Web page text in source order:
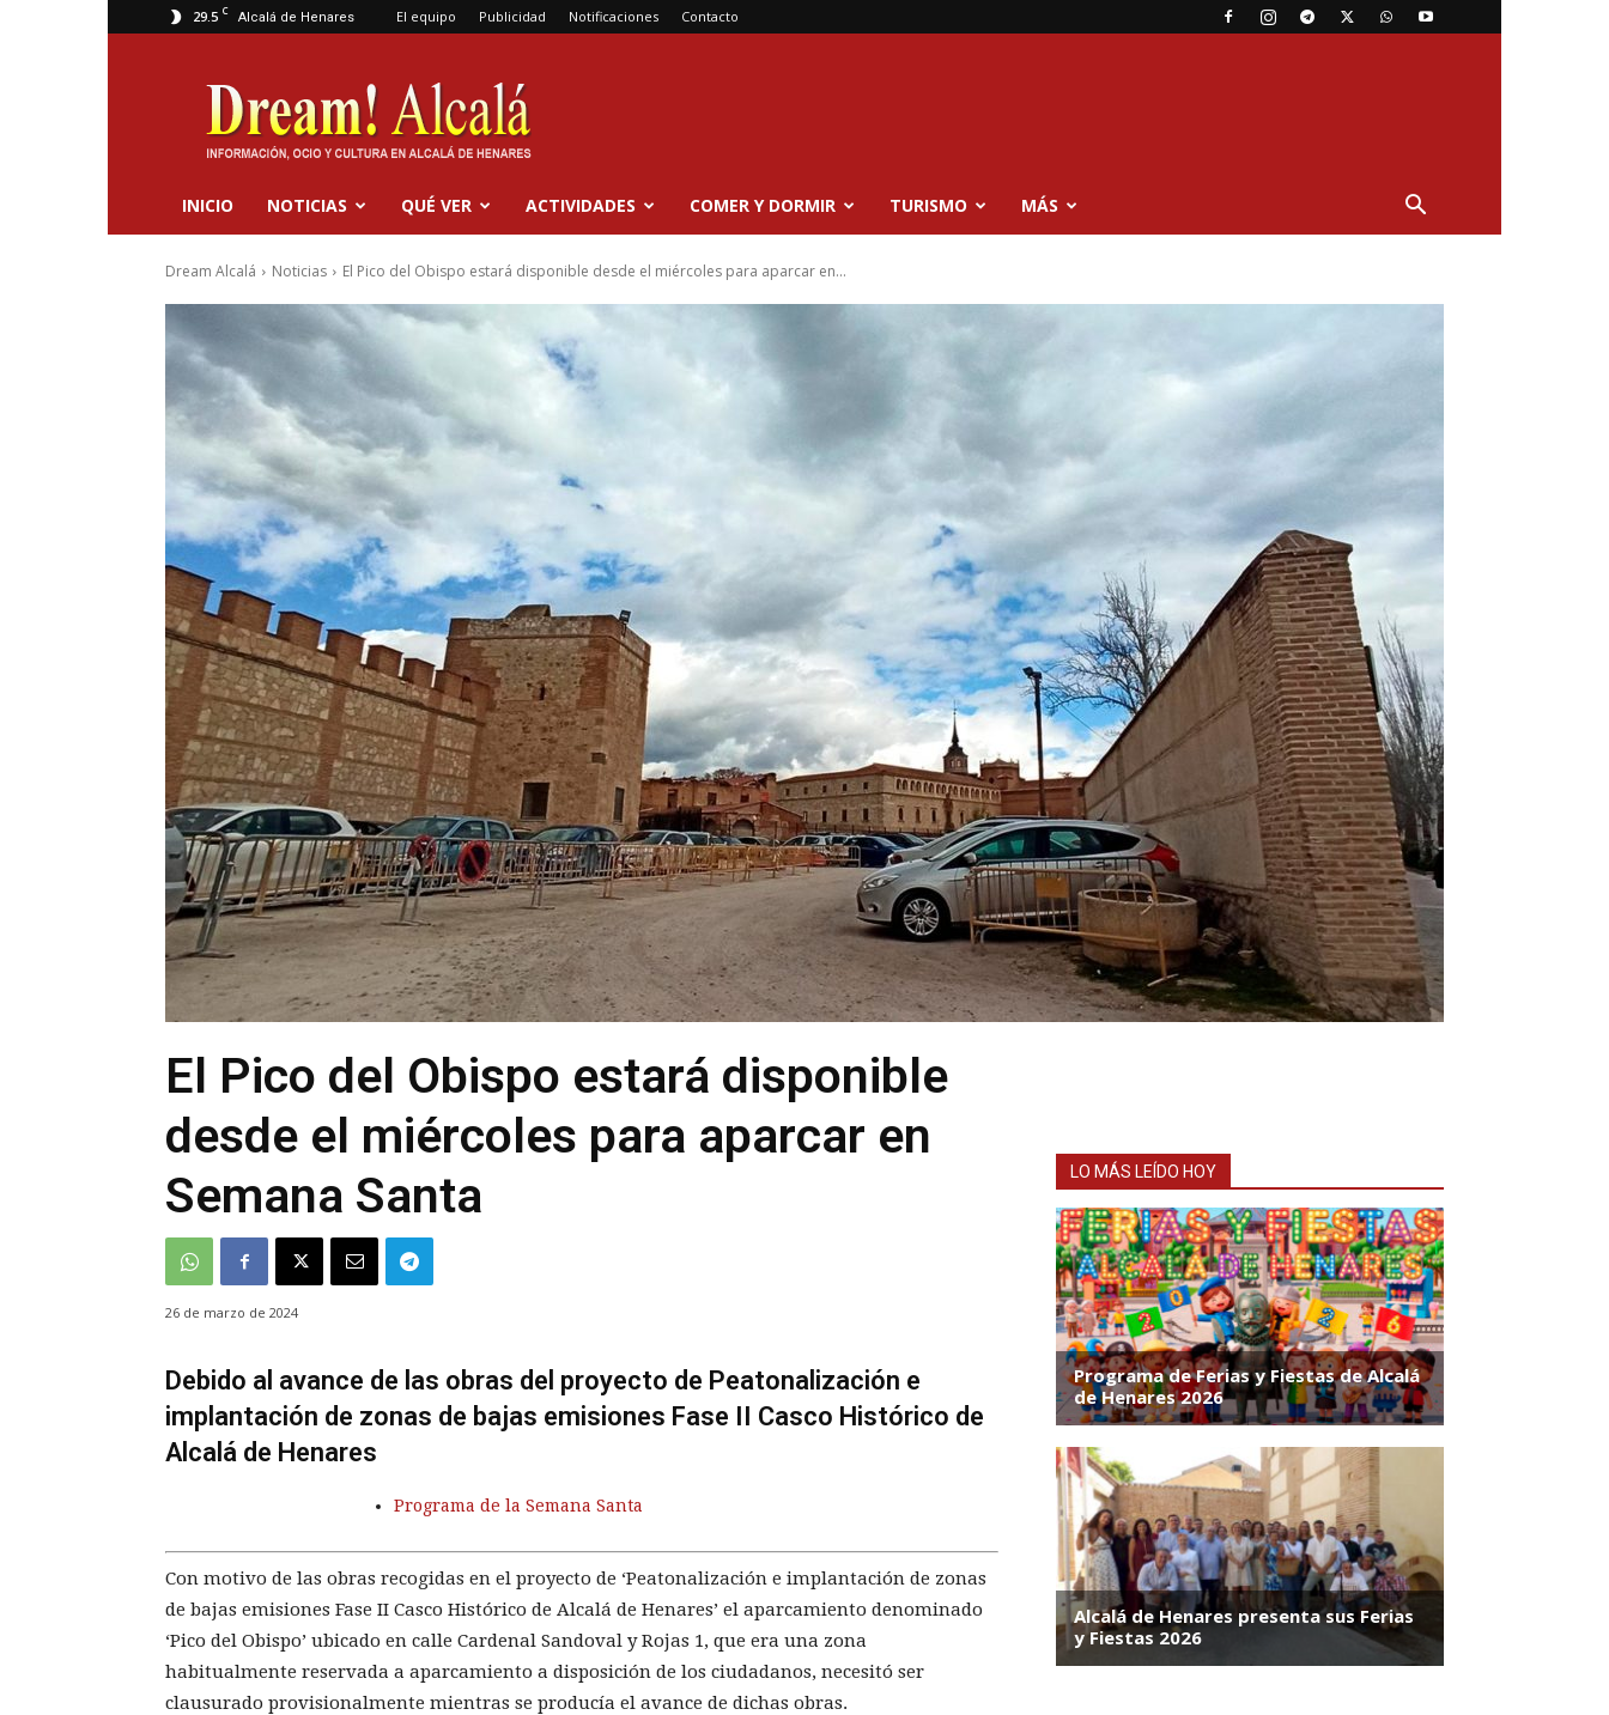
29.5 C Alcalá de Henares El equipo Publicidad Notificaciones Contacto
Dream
Alcalá
INICIO NOTICIAS QUÉ VER ACTIVIDADES COMER Y DORMIR TURISMO MÁS
Dream Alcalá Noticias El Pico del Obispo estará disponible desde el miércoles para aparcar en...
El Pico del Obispo estará disponible
desde el miércoles para aparcar en
Semana Santa
26 de marzo de 2024
Debido al avance de las obras del proyecto de Peatonalización e
implantación de zonas de bajas emisiones Fase II Casco Histórico de
Alcalá de Henares
Programa de la Semana Santa
Con motivo de las obras recogidas en el proyecto de ‘Peatonalización e implantación de zonas
de bajas emisiones Fase II Casco Histórico de Alcalá de Henares’ el aparcamiento denominado
‘Pico del Obispo’ ubicado en calle Cardenal Sandoval y Rojas 1, que era una zona
habitualmente reservada a aparcamiento a disposición de los ciudadanos, necesitó ser
clausurado provisionalmente mientras se producía el avance de dichas obras.
LO MÁS LEÍDO HOY